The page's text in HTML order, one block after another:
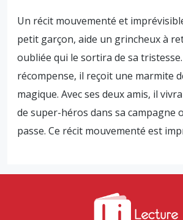
Un récit mouvementé et
petit garçon, aide un grincheux à
oubliée qui le sortira de sa tristesse.
récompense, il reçoit une marmite
magique. Avec ses deux amis, il
de super-héros dans sa campagne
passe. Ce récit mouvementé est